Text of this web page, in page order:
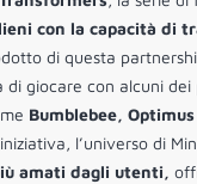
con la capacità di
di questa
di giocare con alcuni dei
Bumblebee,
l’universo di
amati dagli utenti,